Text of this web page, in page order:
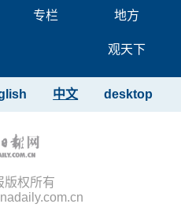
专栏 地方
观天下
desktop
中文
版权所有